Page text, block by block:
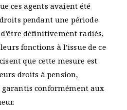
ces agents avaient été
pendant une période
définitivement radiés,
fonctions à l’issue de ce
que cette mesure est
droits à pension,
garantis conformément aux